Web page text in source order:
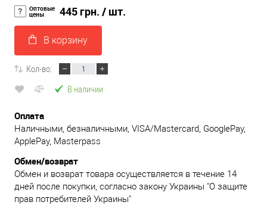
Оптовые
цены 445 грн. / шт.
В корзину
Кол-во:
В наличии
Оплата
Наличными, безналичными, VISA/Mastercard, GooglePay,
ApplePay, Masterpass
Обмен/возврат
Обмен и возврат товара осуществляется в течение 14
дней после покупки, согласно закону Украины "О защите
прав потребителей Украины"